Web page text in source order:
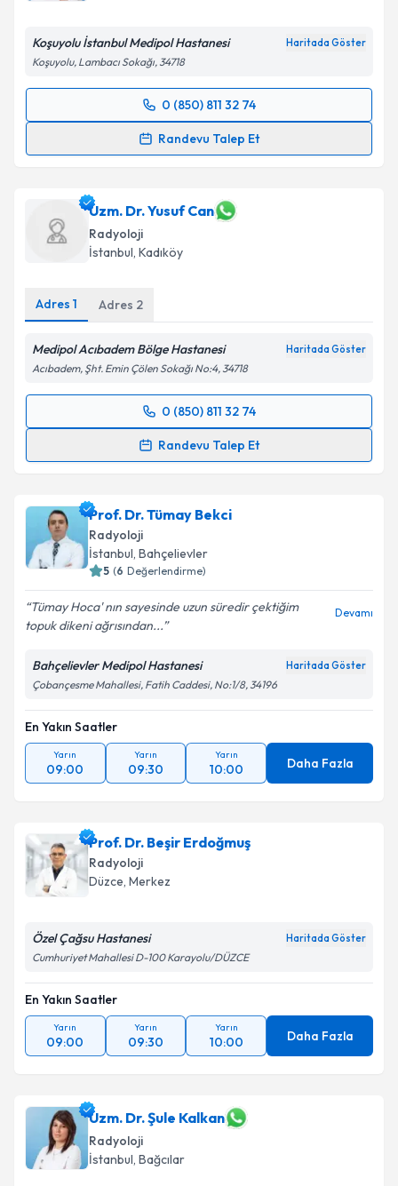
Kişisel verilerimin işlenmesine ilişkinAydınlatma
'ni okudum ve kişisel verilerimin belirtilen
kapsamda işlenmesini kabul ediyorum.
Koşuyolu İstanbul Medipol Hastanesi Haritada Göster
Koşuyolu, Lambacı Sokağı, 34718
0 (850) 811 32 74
Randevu Talep Et
Randevu Takvimi Talebi
almanız için bir takvim hazırlandığında e-posta ile
bilgilendireceğiz.
E-posta Adresiniz
Kişisel verilerimin işlenmesine ilişkin
Aydınlatma
Metni'ni okudum ve kişisel verilerimin belirtilen
Takvim Talebini Gönder
Uzm. Dr. Yusuf Can
Radyoloji
İstanbul, Kadıköy
Adres 1 Adres 2
Medipol Acıbadem Bölge Hastanesi Haritada Göster
Acıbadem, Şht. Emin Çölen Sokağı No:4, 34718
0 (850) 811 32 74
Randevu Talep Et
Randevu Takvimi Talebi
takvim hazırlandığında e-posta ile bilgilendireceğiz.
E-posta Adresiniz
Kişisel verilerimin işlenmesine ilişkin
kapsamda işlenmesini kabul ediyorum.
Prof. Dr. Tümay Bekci
Radyoloji
İstanbul, Bahçelievler
5 (6 Değerlendirme)
Tümay Hoca' nın sayesinde uzun süredir çektiğim
topuk dikeni ağrısından...
Devamı
Bahçelievler Medipol Hastanesi Haritada Göster
Çobançesme Mahallesi, Fatih Caddesi, No:1/8, 34196
En Yakın Saatler
Yarın
09:00
Yarın
09:30
Yarın
10:00 Daha Fazla
Prof. Dr. Beşir Erdoğmuş
Radyoloji
Düzce, Merkez
Özel Çağsu Hastanesi Haritada Göster
Cumhuriyet Mahallesi D-100 Karayolu/DÜZCE
En Yakın Saatler
Yarın
09:00
Yarın
09:30
Yarın
10:00 Daha Fazla
Uzm. Dr. Şule Kalkan
Radyoloji
İstanbul, Bağcılar